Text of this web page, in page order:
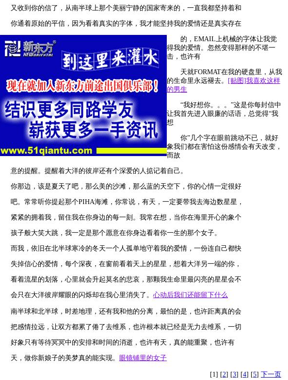
又收到你的信了，从南半球上那个美丽宁静的国家寄来的，一直我都坚持着和
你通着原始的平信，因为看着真实的字体，我才能坚持我的爱情还是真实存在
的，EMAIL上机械的字体让我觉
得我的爱情。忽然变得那样的不堪一
击，也许有
天就FORMAT在我的硬盘里，从我
的生命里永远褪去。
[贴图]我喜欢这样
的男生
“我好想你。。。”这是你每封信中
让我首先进入眼廉的话语，总觉得“我
想
你”几个字在眼前跳动不已，就好
象我们都在害怕这份感情会有天改变，
而故
意的提醒。提醒着大洋的彼岸还有个深爱的人掂记着自己。
你那边，该是夏天了吧，那么美的沙滩，那么蓝的天空下，你的心情一定很好
吧。常常听你提起那个PIHA海滩，你常说，有天，一定要带我去海边数星星，
紧紧的拥着我，留住我在你身边的每一刻。我常在想，当你在海里开心的象个
孩子般大笑大跳，我一定是那个愿意在你身边看着你一生的那个女子。
而我，依旧在北半球寒冷的冬天一个人孤单地守着我的爱情，一份连自己都快
失掉信心的爱情，每个深夜，在窗前看着天上的星星，想着大洋另一端的你，
看着流星的划落，心里就会升起莫名的悲哀，那颗我生命里最闪亮的星星会不
会只在大洋彼岸耀眼的闪烁却在我心里消失了。 心动后我们还能留下什么
南半球和北半球，时差地理，还有我和他的分离，最怕的是，也许距离真的会
把感情拉远，让双方都累了倦了去维系，也许根本就已经是无力去维系，一切
好象只有等待冥冥中的安排和时间的消逝，也许有天，真的能重聚，也许有
天，做你新娘子的美梦真的能实现。 眼镜铺里的女子
[1] [2] [3] [4] [5] 下一页